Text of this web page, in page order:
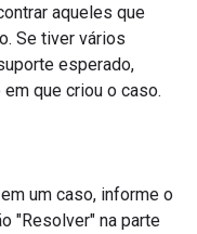
aqueles que
Se tiver vários
esperado,
que criou o caso.
um caso, informe o
"Resolver" na parte